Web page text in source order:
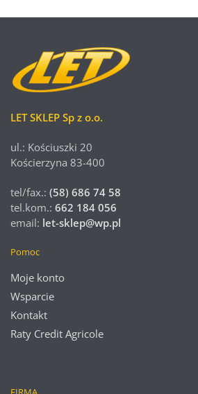
LET SKLEP Sp z o.o.
ul.: Kościuszki 20
Kościerzyna 83-400
tel/fax.: (58) 686 74 58
tel.kom.: 662 184 056
email: let-sklep@wp.pl
Pomoc
Moje konto
Wsparcie
Kontakt
Raty Credit Agricole